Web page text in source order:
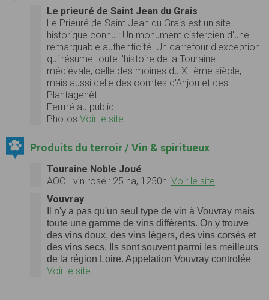
Le prieuré de Saint Jean du Grais
Le Prieuré de Saint Jean du Grais est un site
historique connu : Un monument cistercien d'une
remarquable authenticité. Un carrefour d'exception
qui résume toute l'histoire de la Touraine
médiévale, celle des moines du XIIème siècle,
mais aussi celle des comtes d'Anjou et des
Plantagenêt…
Fermé au public
Photos Voir le site
Produits du terroir / Vin & spiritueux
Touraine Noble Joué
AOC - vin rosé : 25 ha, 1250hl Voir le site
Vouvray
Il n'y a pas qu'un seul type de vin à Vouvray mais
toute une gamme de vins différents. On y trouve
des vins doux, des vins légers, des vins corsés et
des vins secs. Ils sont souvent parmi les meilleurs
de la région Loire. Appelation Vouvray controlée
Voir le site